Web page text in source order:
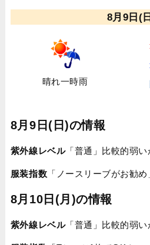
8月9日(
晴れ一時雨
8月9日(日)の情報
紫外線レベル「普通」比較的弱い
服装指数 「ノースリーブがお勧め
8月10日(月)の情報
紫外線レベル「普通」比較的弱い